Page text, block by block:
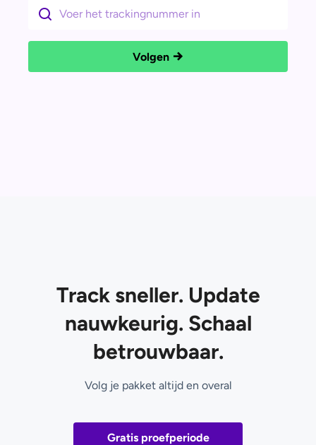
Volgen
Track sneller. Update
nauwkeurig. Schaal
betrouwbaar.
Volg je pakket altijd en overal
Gratis proefperiode